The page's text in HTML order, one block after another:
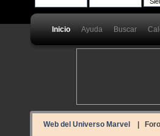
Inicio Ayuda Buscar
Web del Universo Marvel |